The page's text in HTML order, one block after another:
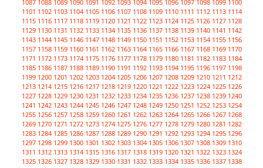
1087 1088 1089 1090 1091 1092 1093 1094 1095 1096 1097 1098 1099 1100
1101 1102 1103 1104 1105 1106 1107 1108 1109 1110 1111 1112 1113 1114
1115 1116 1117 1118 1119 1120 1121 1122 1123 1124 1125 1126 1127 1128
1129 1130 1131 1132 1133 1134 1135 1136 1137 1138 1139 1140 1141 1142
1143 1144 1145 1146 1147 1148 1149 1150 1151 1152 1153 1154 1155 1156
1157 1158 1159 1160 1161 1162 1163 1164 1165 1166 1167 1168 1169 1170
1171 1172 1173 1174 1175 1176 1177 1178 1179 1180 1181 1182 1183 1184
1185 1186 1187 1188 1189 1190 1191 1192 1193 1194 1195 1196 1197 1198
1199 1200 1201 1202 1203 1204 1205 1206 1207 1208 1209 1210 1211 1212
1213 1214 1215 1216 1217 1218 1219 1220 1221 1222 1223 1224 1225 1226
1227 1228 1229 1230 1231 1232 1233 1234 1235 1236 1237 1238 1239 1240
1241 1242 1243 1244 1245 1246 1247 1248 1249 1250 1251 1252 1253 1254
1255 1256 1257 1258 1259 1260 1261 1262 1263 1264 1265 1266 1267 1268
1269 1270 1271 1272 1273 1274 1275 1276 1277 1278 1279 1280 1281 1282
1283 1284 1285 1286 1287 1288 1289 1290 1291 1292 1293 1294 1295 1296
1297 1298 1299 1300 1301 1302 1303 1304 1305 1306 1307 1308 1309 1310
1311 1312 1313 1314 1315 1316 1317 1318 1319 1320 1321 1322 1323 1324
1325 1326 1327 1328 1329 1330 1331 1332 1333 1334 1335 1336 1337 1338